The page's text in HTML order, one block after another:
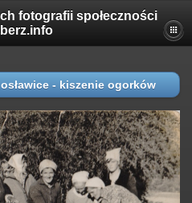
fotografii społeczności
- kiszenie ogorków